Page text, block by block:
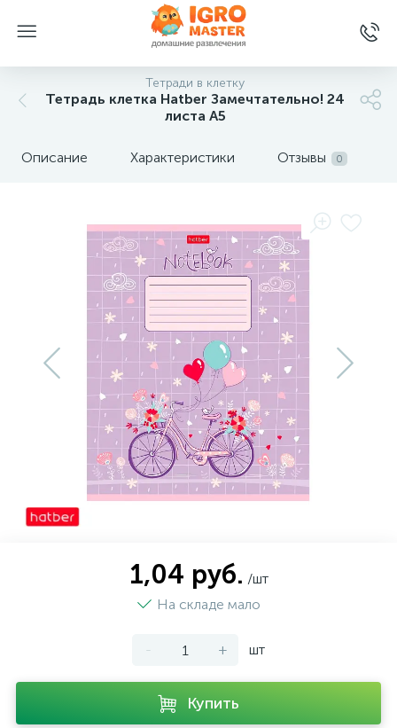
Тетради в клетку
Тетрадь клетка Hatber Замечтательно! 24
листа А5
Описание Характеристики Отзывы 0
1,04 руб. /шт
На складе мало
- + шт
Купить